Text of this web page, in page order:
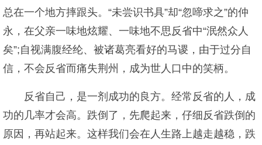
总在一个地方摔跟头。“未尝识书具”却“忽啼求之”的仲
永，在父亲一味地炫耀、一味地不思反省中“泯然众人
矣”;自视满腹经纶、被诸葛亮看好的马谡，由于过分自
信，不会反省而痛失荆州，成为世人口中的笑柄。
反省自己，是一剂成功的良方。经常反省的人，成
功的几率才会高。跌倒了，先爬起来，仔细反省跌倒的
原因，再站起来。这样我们会在人生路上越走越稳，跌